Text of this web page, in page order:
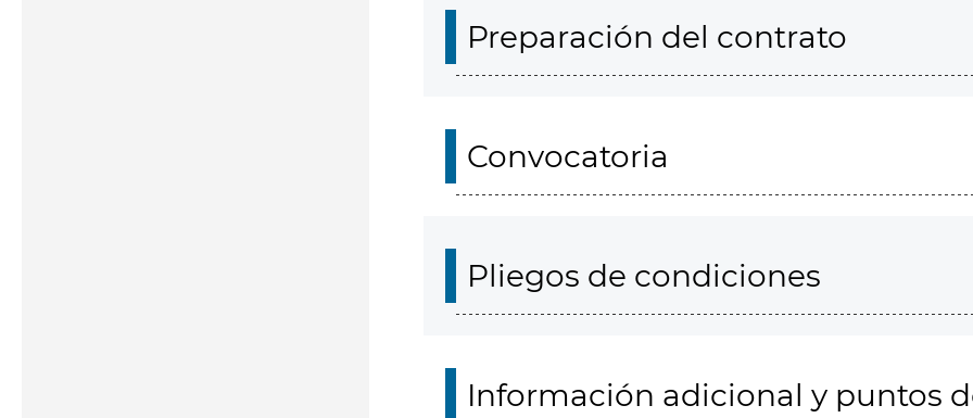
Preparación del contrato
Convocatoria
Pliegos de condiciones
Información adicional y puntos